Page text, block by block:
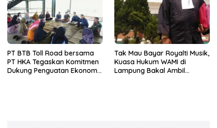
PT BTB Toll Road bersama
PT HKA Tegaskan Komitmen
Dukung Penguatan Ekonomi
Tak Mau Bayar Royalti Musik,
Kuasa Hukum WAMI di
Lampung Bakal Ambil